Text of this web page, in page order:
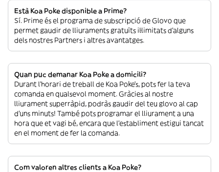
Està Koa Poke disponible a Prime?
Sí. Prime és el programa de subscripció de Glovo que
permet gaudir de lliuraments gratuïts il·limitats d’alguns
dels nostres Partners i altres avantatges.
Quan puc demanar Koa Poke a domicili?
Durant l’horari de treball de Koa Poke’s, pots fer la teva
comanda en qualsevol moment. Gràcies al nostre
lliurament superràpid, podràs gaudir del teu glovo al cap
d’uns minuts! També pots programar el lliurament a una
hora que et vagi bé, encara que l’establiment estigui tancat
en el moment de fer la comanda.
Com valoren altres clients a Koa Poke?